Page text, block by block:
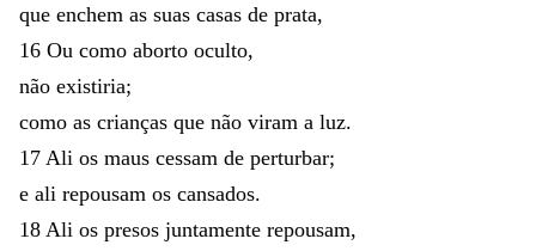
que enchem as suas casas de prata,
16 Ou como aborto oculto,
não existiria;
como as crianças que não viram a luz.
17 Ali os maus cessam de perturbar;
e ali repousam os cansados.
18 Ali os presos juntamente repousam,